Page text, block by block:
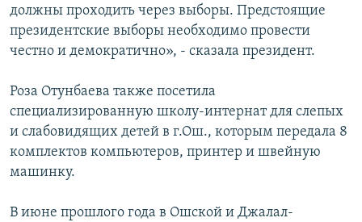
должны проходить через выборы. Предстоящие
президентские выборы необходимо провести
честно и демократично», - сказала президент.
Роза Отунбаева также посетила
специализированную школу-интернат для слепых
и слабовидящих детей в г.Ош., которым передала 8
комплектов компьютеров, принтер и швейную
машинку.
В июне прошлого года в Ошской и Джалал-